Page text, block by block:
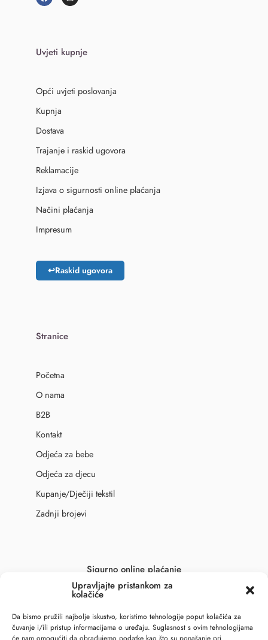
Upravljajte pristankom za
kolačiće
Da bismo pružili najbolje iskustvo, koristimo tehnologije poput kolačića za
čuvanje i/ili pristup informacijama o uređaju. Suglasnost s ovim tehnologijama
Uvjeti kupnje
Opći uvjeti poslovanja
Kupnja
Dostava
Trajanje i raskid ugovora
Reklamacije
Izjava o sigurnosti online plaćanja
Načini plaćanja
Impresum
↩Raskid ugovora
Stranice
Početna
O nama
B2B
Kontakt
Odjeća za bebe
Odjeća za djecu
Kupanje/Dječiji tekstil
Zadnji brojevi
Sigurno online plaćanje